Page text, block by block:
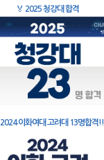
🏅 2025 청강대 합격
2024 이화여대 고려대 13명합격!!